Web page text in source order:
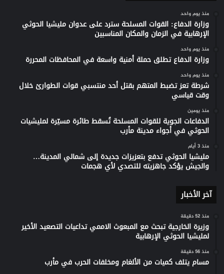
منذ يوم واحد
وزارة الدفاع: القوات المسلحة سترد على عدوان مليشيا الحوثي
الإرهابية في الزمان والمكان المناسبين
منذ يوم واحد
وزارة الدفاع تطلق حملة أمنية واسعة في المحافظات المحررة
منذ يوم واحد
شرطة تعز تضبط المتهم بقتل أحد منتسبي قوات الطوارئ خلال
وقت قياسي
منذ يومين
الدفاعات الجوية للقوات المسلحة تُسقط طائرة مسيّرة لمليشيات
الحوثي في أجواء مدينة مأرب
منذ 3 أيام
مليشيا الحوثي تدفع بتعزيزات جديدة إلى شمالي المدينة…
والجيش يؤكد جاهزيته للتصدي لأي هجمات
آخر الأخبار
منذ 52 دقيقة
وزيرة الخارجية تبحث مع المبعوث الاممي تداعيات التصعيد الأخير
لمليشيا الحوثي الإرهابية
منذ 56 دقيقة
مسام يتلف كميات من الألغام ومخلفات الحرب في مأرب